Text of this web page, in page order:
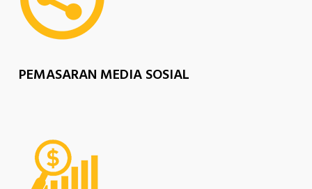
PEMASARAN MEDIA SOSIAL